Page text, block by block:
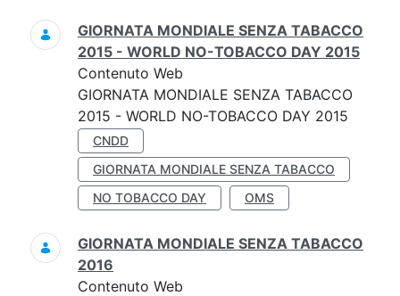
GIORNATA MONDIALE SENZA TABACCO
2015 - WORLD NO-TOBACCO DAY 2015
Contenuto Web
GIORNATA MONDIALE SENZA TABACCO
2015 - WORLD NO-TOBACCO DAY 2015
CNDD
GIORNATA MONDIALE SENZA TABACCO
NO TOBACCO DAY
OMS
GIORNATA MONDIALE SENZA TABACCO
2016
Contenuto Web